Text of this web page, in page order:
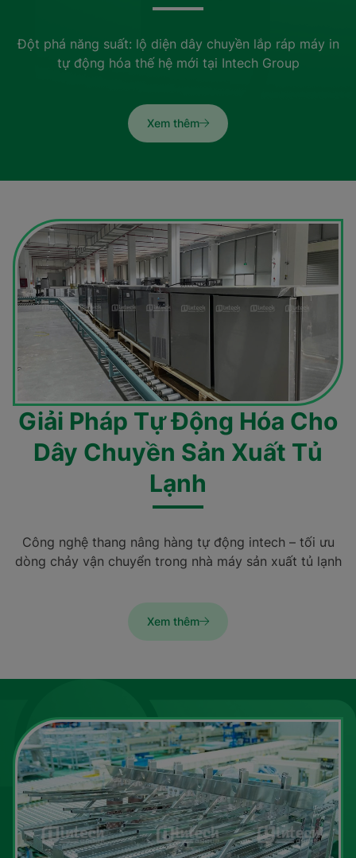
Đột phá năng suất: lộ diện dây chuyền lắp ráp máy in
tự động hóa thế hệ mới tại Intech Group
Xem thêm
Giải Pháp Tự Động Hóa Cho
Dây Chuyền Sản Xuất Tủ
Lạnh
Công nghệ thang nâng hàng tự động intech – tối ưu
dòng chảy vận chuyển trong nhà máy sản xuất tủ lạnh
Xem thêm